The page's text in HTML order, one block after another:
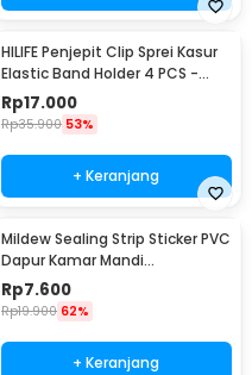
HILIFE Penjepit Clip Sprei Kasur
Elastic Band Holder 4 PCS -
200TC
Rp17.000
Rp35.900 53%
+ Keranjang
Mildew Sealing Strip Sticker PVC
Dapur Kamar Mandi
3.7cmx3.2M
Rp7.600
Rp19.900 62%
+ Keranjang